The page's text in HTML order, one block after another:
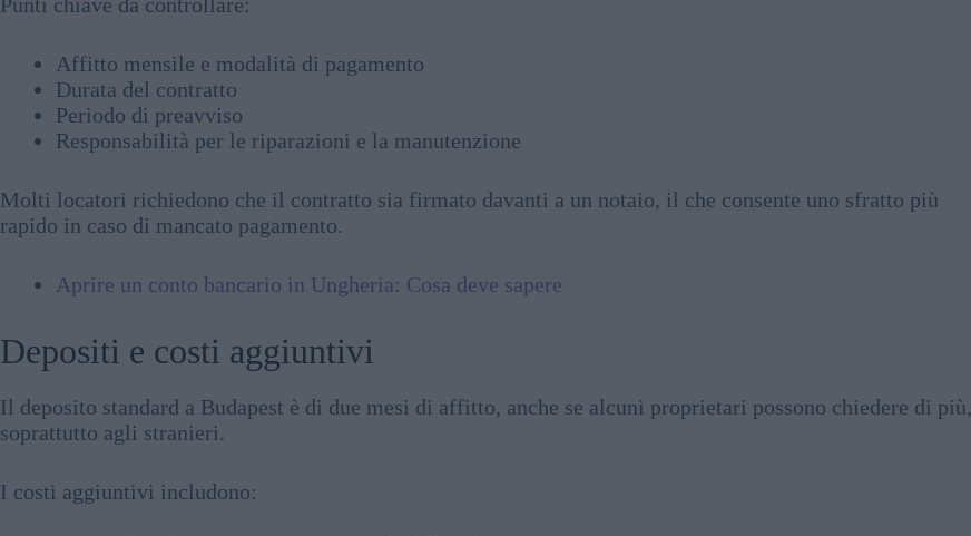
Affitto mensile e modalità di pagamento
Durata del contratto
Periodo di preavviso
Responsabilità per le riparazioni e la manutenzione
Molti locatori richiedono che il contratto sia firmato davanti a un notaio, il che consente uno sfratto più
rapido in caso di mancato pagamento.
Aprire un conto bancario in Ungheria: Cosa deve sapere
Depositi e costi aggiuntivi
Il deposito standard a Budapest è di due mesi di affitto, anche se alcuni proprietari possono chiedere di più,
soprattutto agli stranieri.
I costi aggiuntivi includono: